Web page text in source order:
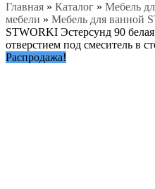
Главная » Каталог » Мебель
мебели » Мебель для ванной
STWORKI Эстерсунд 90
отверстием под смеситель в
Распродажа!